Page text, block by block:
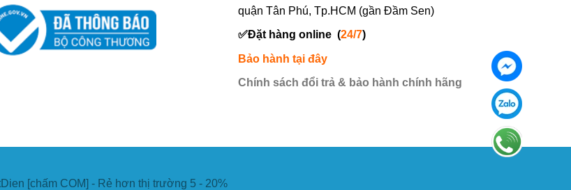
quận Tân Phú, Tp.HCM (gần Đầm Sen)
✅Đặt hàng online (24/7)
Bảo hành tại đây
Chính sách đổi trả & bảo hành chính hãng
[chấm COM] - Rẻ hơn thị trường 5 - 20%